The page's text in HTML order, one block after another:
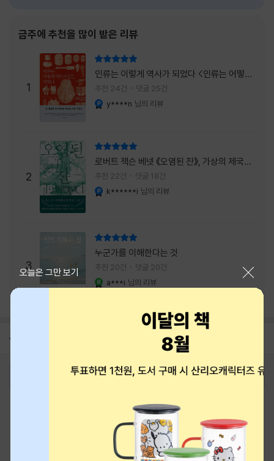
려는 걸까, 아니면 같이 논의를 하자는 걸까 고
개를 갸웃거리며 책을 펴들었다. * 틈만 나면
경적을 울리고 욕을 입에 달고 사는 선배와 일
하고 있는 하치. 히토미 클린이라는 청소업체
직원으로 일하는 그녀가 바라는 것은 그저 고요
한
금주에 추천을 많이 받은 리뷰
1
인류는 이렇게 역사가 되었다 <인류는 어떻게
역사가 되었나>
추천 24건 댓글 25건
y****n 님의 리뷰
2
로버트 잭슨 베넷 《오염된 잔》, 가상의 제국이
주는 실감과 미스터리 사건의 치밀함이 이루어
내는 최상의 시너지...
추천 22건 댓글 18건
k******i 님의 리뷰
3
누군가를 이해한다는 것
추천 20건 댓글 20건
a***i 님의 리뷰
공지
2026-08-01
오늘은 그만 보기
최근 본 상품 주문/배송
티켓 1544-6399
eBook 1:1문의/채팅상담
예스이십사(주) 사업자 정보
개인정보처리방침
청소년보호정책